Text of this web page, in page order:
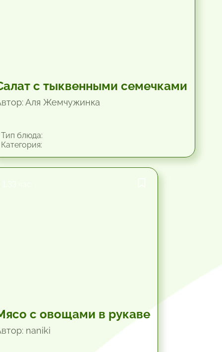
с тыквенными семечками
Аля Жемчужинка
блюда:
с овощами в рукаве
naniki